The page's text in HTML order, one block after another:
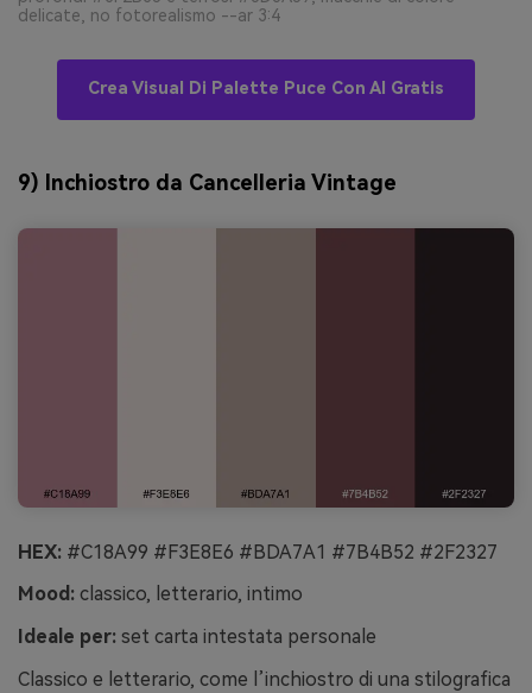
delicate, no fotorealismo --ar 3:4
Crea Visual Di Palette Puce Con AI Gratis
9) Inchiostro da Cancelleria Vintage
HEX: #C18A99 #F3E8E6 #BDA7A1 #7B4B52 #2F2327
Mood: classico, letterario, intimo
Ideale per: set carta intestata personale
Classico e letterario, come l’inchiostro di una stilografica